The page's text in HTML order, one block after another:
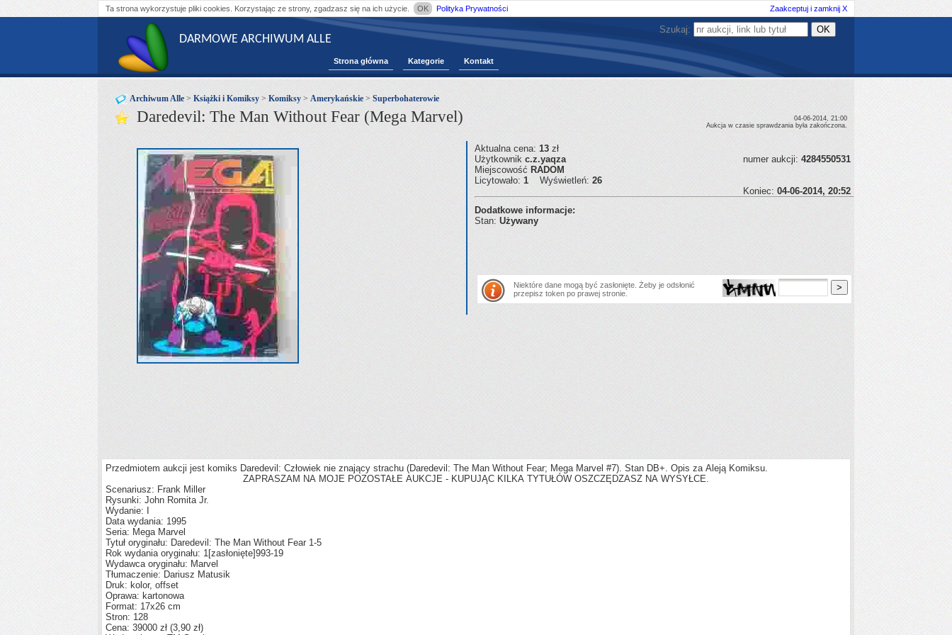
Ta strona wykorzystuje pliki cookies. Korzystając ze strony, zgadzasz się na ich użycie. OK Polityka Prywatności Zaakceptuj i zamknij X
DARMOWE ARCHIWUM ALLE
Strona główna Kategorie Kontakt
Szukaj:
Archiwum Alle > Książki i Komiksy > Komiksy > Amerykańskie > Superbohaterowie
Daredevil: The Man Without Fear (Mega Marvel)
04-06-2014, 21:00
Aukcja w czasie sprawdzania była zakończona.
Aktualna cena: 13 zł
Użytkownik c.z.yaqza numer aukcji: 4284550531
Miejscowość RADOM
Licytowało: 1 Wyświetleń: 26
Koniec: 04-06-2014, 20:52
Dodatkowe informacje:
Stan: Używany
Niektóre dane mogą być zasłonięte. Żeby je odsłonić
przepisz token po prawej stronie.
Przedmiotem aukcji jest komiks Daredevil: Człowiek nie znający strachu (Daredevil: The Man Without Fear; Mega Marvel #7). Stan DB+. Opis za Aleją Komiksu.
ZAPRASZAM NA MOJE POZOSTAŁE AUKCJE - KUPUJĄC KILKA TYTUŁÓW OSZCZĘDZASZ NA WYSYŁCE.
Scenariusz: Frank Miller
Rysunki: John Romita Jr.
Wydanie: I
Data wydania: 1995
Seria: Mega Marvel
Tytuł oryginału: Daredevil: The Man Without Fear 1-5
Rok wydania oryginału: 1[zasłonięte]993-19
Wydawca oryginału: Marvel
Tłumaczenie: Dariusz Matusik
Druk: kolor, offset
Oprawa: kartonowa
Format: 17x26 cm
Stron: 128
Cena: 39000 zł (3,90 zł)